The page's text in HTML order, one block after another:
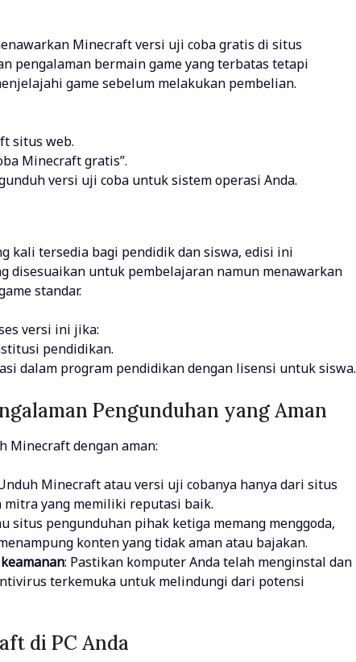
Minecraft versi uji coba gratis di situs
pengalaman bermain game yang terbatas tetapi
game sebelum melakukan pembelian.
situs web.
Minecraft gratis”.
versi uji coba untuk sistem operasi Anda.
kali tersedia bagi pendidik dan siswa, edisi ini
disesuaikan untuk pembelajaran namun menawarkan
standar.
versi ini jika:
pendidikan.
dalam program pendidikan dengan lisensi untuk siswa.
Pengunduhan yang Aman
Minecraft dengan aman:
Minecraft atau versi uji cobanya hanya dari situs
yang memiliki reputasi baik.
situs pengunduhan pihak ketiga memang menggoda,
konten yang tidak aman atau bajakan.
: Pastikan komputer Anda telah menginstal dan
terkemuka untuk melindungi dari potensi
di PC Anda